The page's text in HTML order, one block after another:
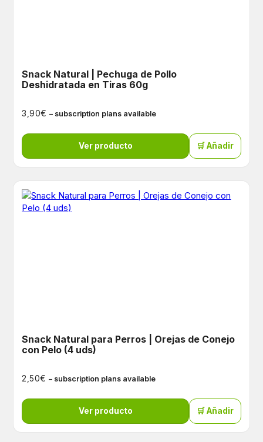
Snack Natural | Pechuga de Pollo
Deshidratada en Tiras 60g
3,90€ – subscription plans available
Ver producto 🛒 Añadir
Snack Natural para Perros | Orejas de Conejo
con Pelo (4 uds)
2,50€ – subscription plans available
Ver producto 🛒 Añadir